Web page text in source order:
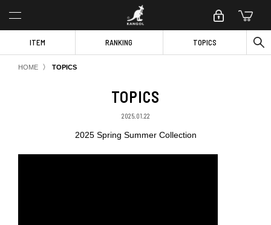
ITEM RANKING TOPICS
HOME 〉 TOPICS
TOPICS
2025.01.22
2025 Spring Summer Collection